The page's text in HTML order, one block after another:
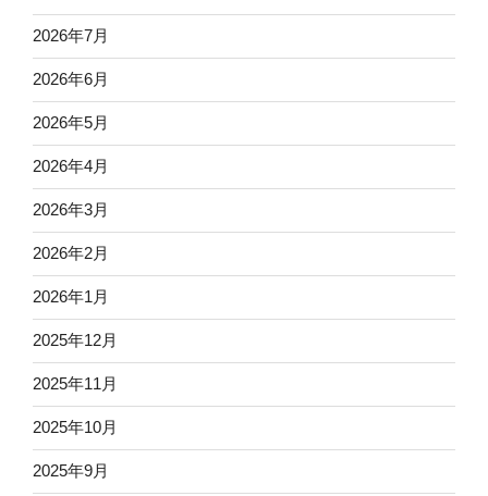
2026年7月
2026年6月
2026年5月
2026年4月
2026年3月
2026年2月
2026年1月
2025年12月
2025年11月
2025年10月
2025年9月